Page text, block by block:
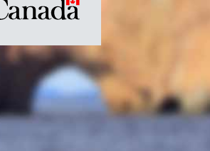
/
du
gouvernement
du